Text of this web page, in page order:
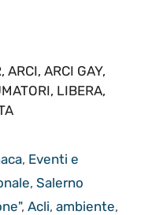
ARCI, ARCI GAY,
LIBERA,
, Eventi e
, Salerno
,Acli,ambiente,